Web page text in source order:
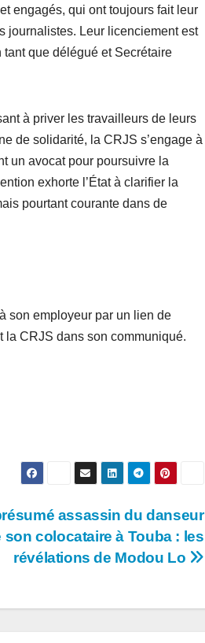
engagés, qui ont toujours fait leur
journalistes. Leur licenciement est
que délégué et Secrétaire
à priver les travailleurs de leurs
de solidarité, la CRJS s’engage à
un avocat pour poursuivre la
exhorte l’État à clarifier la
pourtant courante dans de
son employeur par un lien de
la CRJS dans son communiqué.
assassin du danseur
son colocataire à Touba : les
révélations de Modou Lo